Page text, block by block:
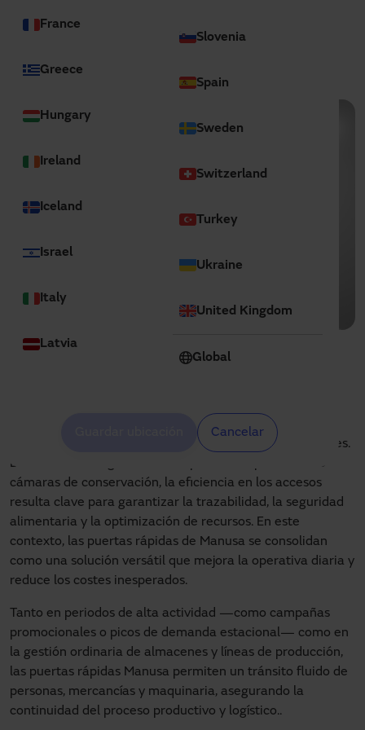
France
Greece
Hungary
Ireland
Iceland
Israel
Italy
Latvia
Slovenia
Spain
Sweden
Switzerland
Turkey
Ukraine
United Kingdom
Global
Cancelar
Las puertas rápidas de Manusa, garantizan un flujo
La industria alimentaria afronta el reto de mantener un
flujo de mercancías constante, seguro y sin interrupciones.
Desde centros logísticos hasta plantas de procesado o
cámaras de conservación, la eficiencia en los accesos
resulta clave para garantizar la trazabilidad, la seguridad
alimentaria y la optimización de recursos. En este
contexto, las puertas rápidas de Manusa se consolidan
como una solución versátil que mejora la operativa diaria y
reduce los costes inesperados.
Tanto en periodos de alta actividad —como campañas
promocionales o picos de demanda estacional— como en
la gestión ordinaria de almacenes y líneas de producción,
las puertas rápidas Manusa permiten un tránsito fluido de
personas, mercancías y maquinaria, asegurando la
continuidad del proceso productivo y logístico..